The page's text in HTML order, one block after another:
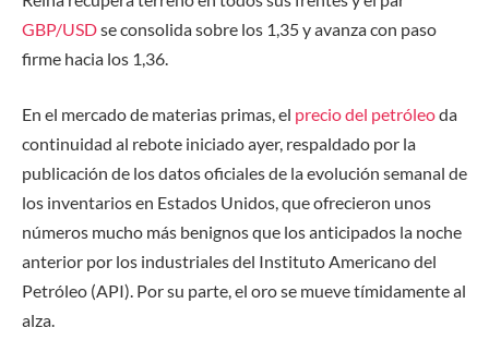
GBP/USDse consolida sobre los 1,35 y avanza con paso
firme hacia los 1,36.
En el mercado de materias primas, el precio del petróleoda
continuidad al rebote iniciado ayer, respaldado por la
publicación de los datos oficiales de la evolución semanal de
los inventarios en Estados Unidos, que ofrecieron unos
números mucho más benignos que los anticipados la noche
anterior por los industriales del Instituto Americano del
Petróleo (API). Por su parte, el oro se mueve tímidamente al
alza.